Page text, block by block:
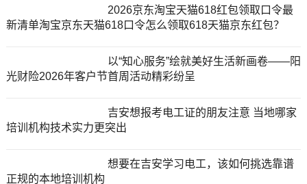
2026京东淘宝天猫618红包领取口令最
新清单淘宝京东天猫618口令怎么领取618天猫京东红包？
以“知心服务”绘就美好生活新画卷——阳
光财险2026年客户节首周活动精彩纷呈
吉安想报考电工证的朋友注意 当地哪家
培训机构技术实力更突出
想要在吉安学习电工，该如何挑选靠谱
正规的本地培训机构